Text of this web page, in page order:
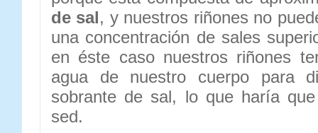
de sal, y nuestros riñones no
una concentración de sales
en éste caso nuestros riñones
agua de nuestro cuerpo para
sobrante de sal, lo que haría
sed.